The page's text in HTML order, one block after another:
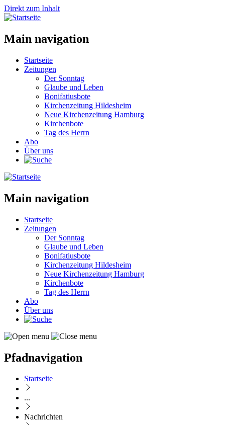
Direkt zum Inhalt
Main navigation
Startseite
Zeitungen
Der Sonntag
Glaube und Leben
Bonifatiusbote
Kirchenzeitung Hildesheim
Neue Kirchenzeitung Hamburg
Kirchenbote
Tag des Herrn
Abo
Über uns
Main navigation
Startseite
Zeitungen
Der Sonntag
Glaube und Leben
Bonifatiusbote
Kirchenzeitung Hildesheim
Neue Kirchenzeitung Hamburg
Kirchenbote
Tag des Herrn
Abo
Über uns
Pfadnavigation
Startseite
...
Nachrichten